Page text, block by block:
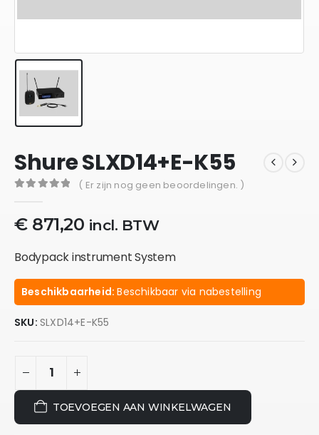
Shure SLXD14+E-K55
( Er zijn nog geen beoordelingen. )
€871,20 incl. BTW
Bodypack instrument System
Beschikbaarheid:Beschikbaar via nabestelling
SKU: SLXD14+E-K55
TOEVOEGEN AAN WINKELWAGEN